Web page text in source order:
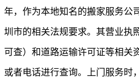
年，作为本地知名的搬家服务公
圳市的相关法规要求。其营业执
可查）和道路运输许可证等相关
或者电话进行查询。上门服务时